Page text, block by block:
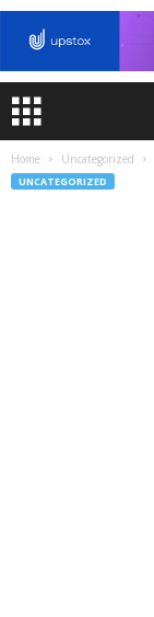
Home Uncategorized
UNCATEGORIZED